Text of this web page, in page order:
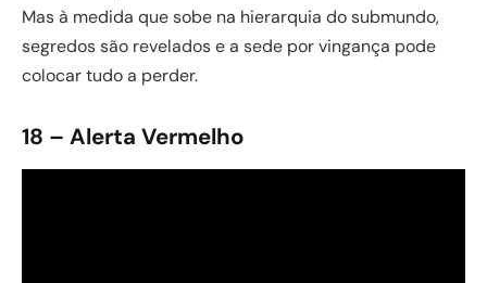
Mas à medida que sobe na hierarquia do submundo,
segredos são revelados e a sede por vingança pode
colocar tudo a perder.
18 – Alerta Vermelho